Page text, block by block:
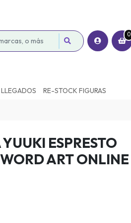
0
LLEGADOS RE-STOCK FIGURAS
ESPRESTO
ART ONLINE